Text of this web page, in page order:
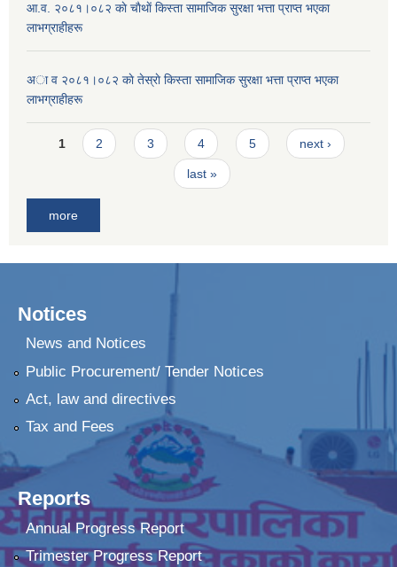
आ.व. २०८१।०८२ काे चाैथाें किस्ता सामाजिक सुरक्षा भत्ता प्राप्त भएका
लाभग्राहीहरू
अा व २०८१।०८२ काे तेस्राे किस्ता सामाजिक सुरक्षा भत्ता प्राप्त भएका
लाभग्राहीहरू
Pages
1 2 3 4 5 next ›
last »
more
Notices
News and Notices
Public Procurement/ Tender Notices
Act, law and directives
Tax and Fees
Reports
Annual Progress Report
Trimester Progress Report